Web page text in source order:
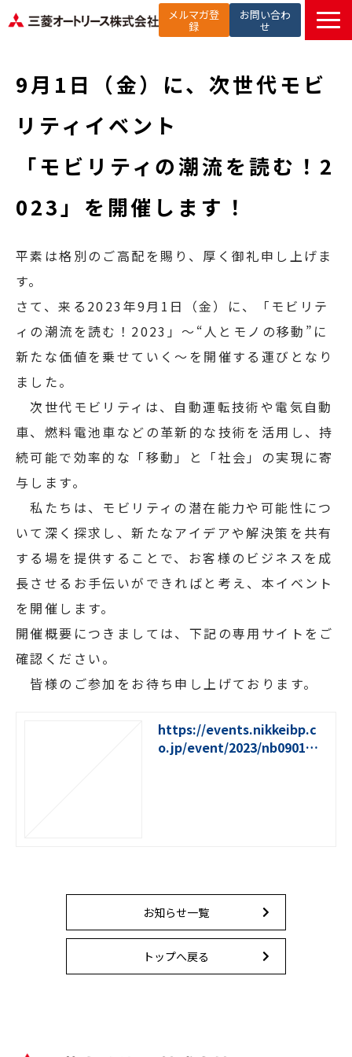
メルマガ登
録
お問い合わ
せ
提供サービス
選ばれる理由
お役立ち記事
セミナー
よくあるご質問
9月1日（金）に、次世代モビ
リティイベント
「モビリティの潮流を読む！2
023」を開催します！
平素は格別のご高配を賜り、厚く御礼申し上げま
す。
さて、来る2023年9月1日（金）に、「モビリテ
ィの潮流を読む！2023」～“人とモノの移動”に
新たな価値を乗せていく～を開催する運びとなり
ました。
次世代モビリティは、自動運転技術や電気自動
車、燃料電池車などの革新的な技術を活用し、持
続可能で効率的な「移動」と「社会」の実現に寄
与します。
私たちは、モビリティの潜在能力や可能性につ
いて深く探求し、新たなアイデアや解決策を共有
する場を提供することで、お客様のビジネスを成
長させるお手伝いができればと考え、本イベント
を開催します。
開催概要につきましては、下記の専用サイトをご
確認ください。
皆様のご参加をお待ち申し上げております。
https://events.nikkeibp.c
o.jp/event/2023/nb0901mt
お知らせ一覧
トップへ戻る